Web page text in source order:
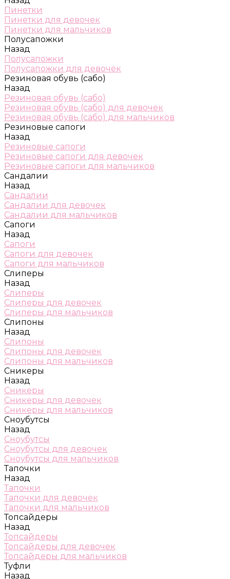
Пинетки
Пинетки для девочек
Пинетки для мальчиков
Полусапожки
Назад
Полусапожки
Полусапожки для девочек
Резиновая обувь (сабо)
Назад
Резиновая обувь (сабо)
Резиновая обувь (сабо) для девочек
Резиновая обувь (сабо) для мальчиков
Резиновые сапоги
Назад
Резиновые сапоги
Резиновые сапоги для девочек
Резиновые сапоги для мальчиков
Сандалии
Назад
Сандалии
Сандалии для девочек
Сандалии для мальчиков
Сапоги
Назад
Сапоги
Сапоги для девочек
Сапоги для мальчиков
Слиперы
Назад
Слиперы
Слиперы для девочек
Слиперы для мальчиков
Слипоны
Назад
Слипоны
Слипоны для девочек
Слипоны для мальчиков
Сникеры
Назад
Сникеры
Сникеры для девочек
Сникеры для мальчиков
Сноубутсы
Назад
Сноубутсы
Сноубутсы для девочек
Сноубутсы для мальчиков
Тапочки
Назад
Тапочки
Тапочки для девочек
Тапочки для мальчиков
Топсайдеры
Назад
Топсайдеры
Топсайдеры для девочек
Топсайдеры для мальчиков
Туфли
Назад